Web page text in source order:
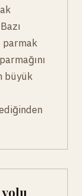
parmak
büyük